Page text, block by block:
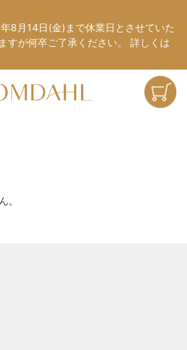
8月14日(金)まで休業日とさせていた
すが何卒ご了承ください。 詳しくは
。